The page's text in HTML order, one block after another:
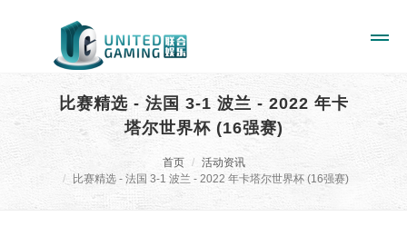
比赛精选 - 法国 3-1 波兰 - 2022 年卡
塔尔世界杯 (16强赛)
首页
活动资讯
比赛精选 - 法国 3-1 波兰 - 2022 年卡塔尔世界杯 (16强赛)